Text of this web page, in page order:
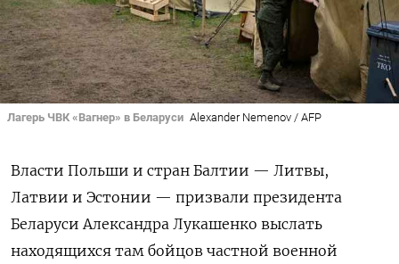
Лагерь ЧВК «Вагнер» в Беларуси Alexander Nemenov / AFP
Власти Польши и стран Балтии — Литвы,
Латвии и Эстонии — призвали президента
Беларуси Александра Лукашенко выслать
находящихся там бойцов частной военной